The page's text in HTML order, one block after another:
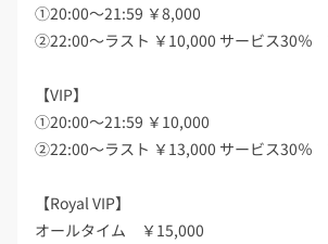
①20:00～21:59 ￥8,000
②22:00～ラスト ￥10,000 サービス30％
【VIP】
①20:00～21:59 ￥10,000
②22:00～ラスト ￥13,000 サービス30％
【Royal VIP】
オールタイム ￥15,000